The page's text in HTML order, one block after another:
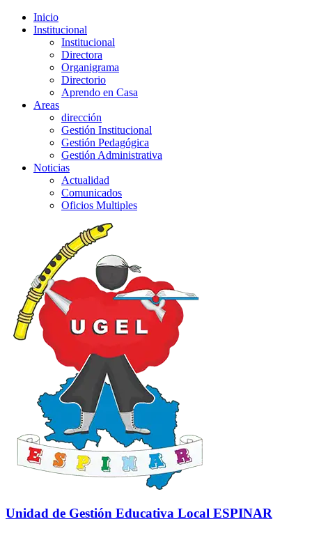
Inicio
Institucional
Institucional
Directora
Organigrama
Directorio
Aprendo en Casa
Areas
dirección
Gestión Institucional
Gestión Pedagógica
Gestión Administrativa
Noticias
Actualidad
Comunicados
Oficios Multiples
Unidad de Gestión Educativa Local ESPINAR